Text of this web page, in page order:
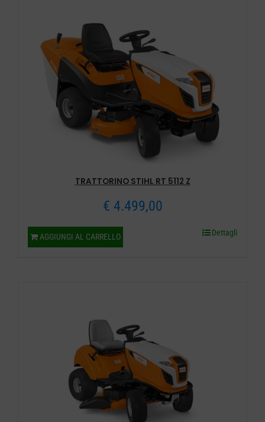
TRATTORINO STIHL RT 5112 Z
€ 4.499,00
AGGIUNGI AL CARRELLO Dettagli